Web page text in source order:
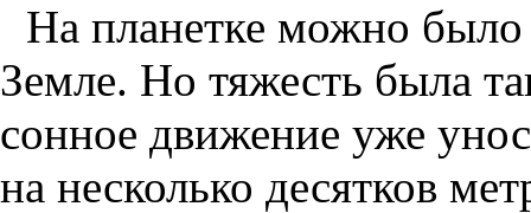
На планетке можно было
Земле. Но тяжесть была
сонное движение уже
на несколько десятков